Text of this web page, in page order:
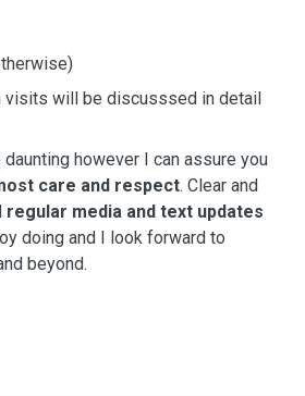
visits will be discusssed in detail
however I can assure you
care and respect. Clear and
regular media and text updates
doing and I look forward to
beyond.